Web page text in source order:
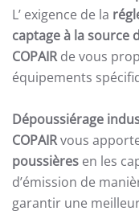
L’ exigence de la
captage à la source
COPAIRde vous
équipements
Dépoussiérage
COPAIRvous
poussières en les
d’émission de
garantir une